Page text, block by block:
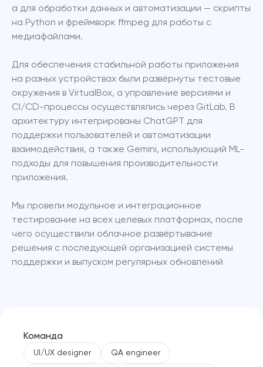
а для обработки данных и автоматизации — скрипты
на Python и фреймворк ffmpeg для работы с
медиафайлами.
Для обеспечения стабильной работы приложения
на разных устройствах были развёрнуты тестовые
окружения в VirtualBox, а управление версиями и
CI/CD-процессы осуществлялись через GitLab. В
архитектуру интегрированы ChatGPT для
поддержки пользователей и автоматизации
взаимодействия, а также Gemini, использующий ML-
подходы для повышения производительности
приложения.
Мы провели модульное и интеграционное
тестирование на всех целевых платформах, после
чего осуществили облачное развёртывание
решения с последующей организацией системы
поддержки и выпуском регулярных обновлений
Команда
UI/UX designer QA engineer